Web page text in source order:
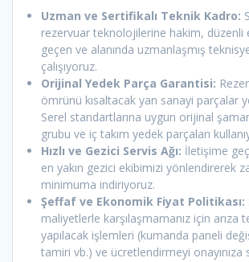
Uzman ve Sertifikalı Teknik Kadro:
rezervuar teknolojilerine hakim, düzenli
geçen ve alanında uzmanlaşmış
çalışıyoruz.
Orijinal Yedek Parça Garantisi:
ömrünü kısaltacak yan sanayi parçalar
Serel standartlarına uygun orijinal
grubu ve iç takım yedek parçaları
Hızlı ve Gezici Servis Ağı: İletişime
en yakın gezici ekibimizi yönlendirerek
minimuma indiriyoruz.
Şeffaf ve Ekonomik Fiyat Politikası:
maliyetlerle karşılaşmamanız için arıza
yapılacak işlemleri (kumanda paneli
tamiri vb.) ve ücretlendirmeyi onayınıza